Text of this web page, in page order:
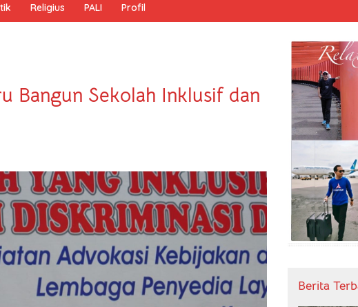
Religius PALI Profil
Bangun Sekolah Inklusif dan
Berita